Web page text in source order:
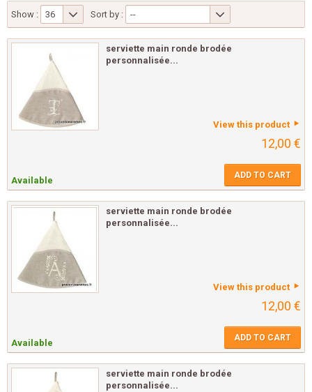
Show : 36 Sort by : --
serviette main ronde brodée
personnalisée...
View this product
12,00 €
Available ADD TO CART
serviette main ronde brodée
personnalisée...
View this product
12,00 €
Available ADD TO CART
serviette main ronde brodée
personnalisée...